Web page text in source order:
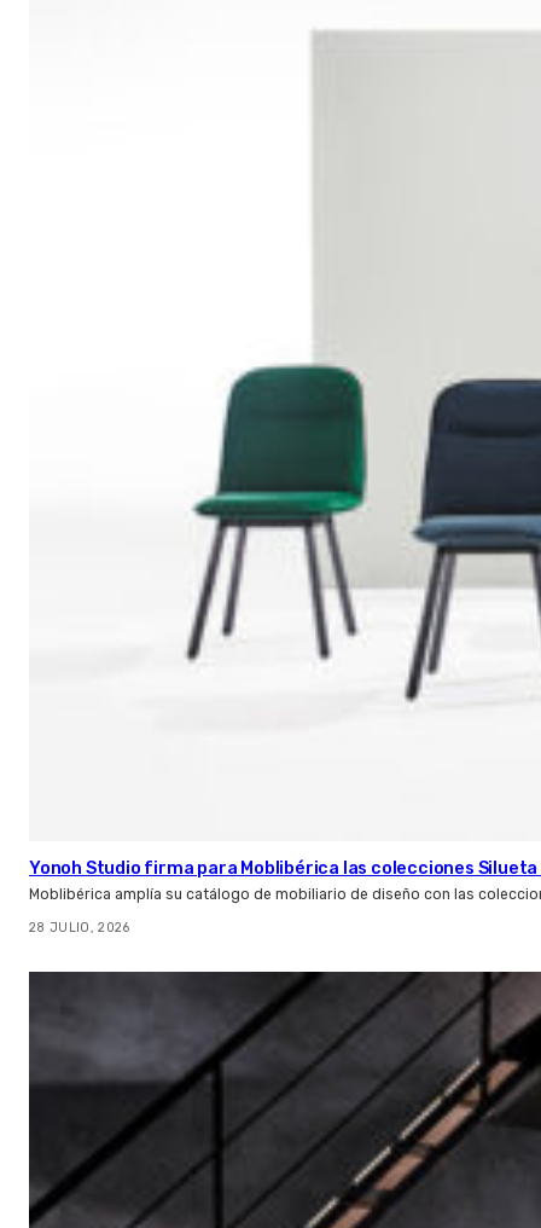
Yonoh Studio firma para Moblibérica las colecciones Silueta
Moblibérica amplía su catálogo de mobiliario de diseño con las
28 JULIO, 2026